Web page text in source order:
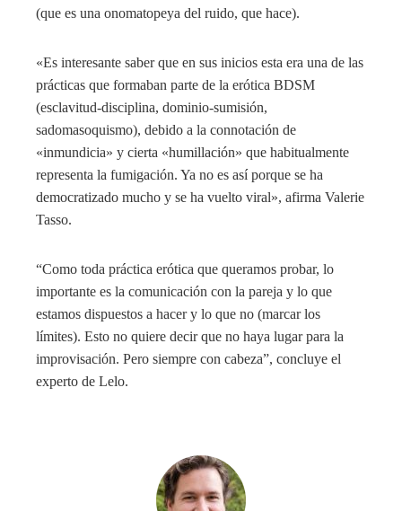
(que es una onomatopeya del ruido, que hace).
«Es interesante saber que en sus inicios esta era una de las
prácticas que formaban parte de la erótica BDSM
(esclavitud-disciplina, dominio-sumisión,
sadomasoquismo), debido a la connotación de
«inmundicia» y cierta «humillación» que habitualmente
representa la fumigación. Ya no es así porque se ha
democratizado mucho y se ha vuelto viral», afirma Valerie
Tasso.
“Como toda práctica erótica que queramos probar, lo
importante es la comunicación con la pareja y lo que
estamos dispuestos a hacer y lo que no (marcar los
límites). Esto no quiere decir que no haya lugar para la
improvisación. Pero siempre con cabeza”, concluye el
experto de Lelo.